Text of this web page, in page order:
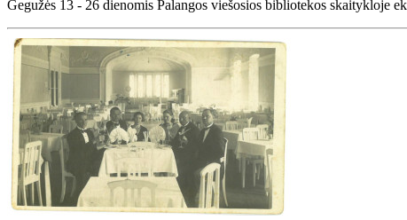
Gegužės 13 - 26 dienomis Palangos viešosios bibliotekos skaitykloje